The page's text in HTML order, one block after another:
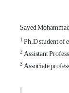
Sayed
1Ph.D student of
2Assistant
3Associate